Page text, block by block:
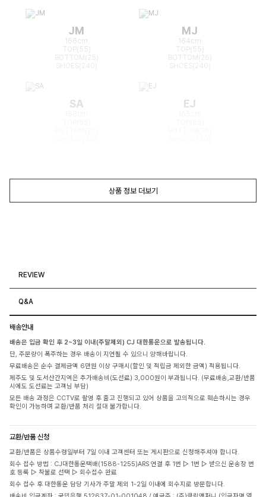
JM
166cm
TOP(55)
BOTTOM(25)
MJ
164cm
TOP(55)
BOTTOM(26)
SA EJ
상품 정보 더보기
REVIEW
Q&A
배송안내
배송은 입금 확인 후 2~3일 이내(주말제외) CJ 대한통운으로 발송됩니다.
단, 주문량이 폭주하는 경우 배송이 지연될 수 있으니 양해바랍니다.
무료배송은 순수 결제금액 6만원 이상 구매시(할인 및 적립금 제외한 금액) 적용됩니다.
제주도 및 도서산간지역은 추가배송비(도선료) 3,000원이 부과됩니다. (무료배송,교환/반품
시에도 도선료는 고객님 부담)
모든 배송 과정은 CCTV로 촬영 후 출고 진행되고 있어 상품을 고의적으로 훼손하시는 경우
확인이 가능하며 교환/반품 처리 절대 불가합니다.
교환/반품 신청
교환/반품은 상품수령일부터 7일 이내 고객센터 또는 게시판으로 신청해주셔야 합니다.
회수 접수 방법 : CJ대한통운택배(1588-1255)ARS 연결 후 1번 ▷ 1번 ▷ 받으신 운송장 번
호 등록 ▷ 착불로 선택 ▷ 회수접수 완료
회수 접수 후 대한통운 담당 기사가 주말 제외 1-2일 이내에 회수지로 방문합니다.